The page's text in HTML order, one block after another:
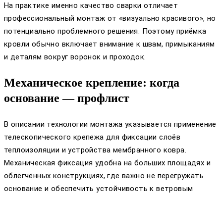
На практике именно качество сварки отличает
профессиональный монтаж от «визуально красивого», но
потенциально проблемного решения. Поэтому приёмка
кровли обычно включает внимание к швам, примыканиям
и деталям вокруг воронок и проходок.
Механическое крепление: когда
основание — профлист
В описании технологии монтажа указывается применение
телескопического крепежа для фиксации слоёв
теплоизоляции и устройства мембранного ковра.
Механическая фиксация удобна на больших площадях и
облегчённых конструкциях, где важно не перегружать
основание и обеспечить устойчивость к ветровым